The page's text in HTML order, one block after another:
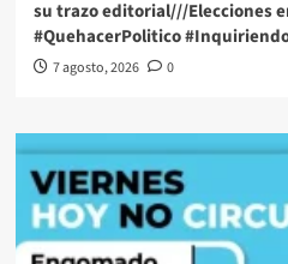
su trazo editorial///Elecciones
#QuehacerPolitico
7 agosto, 2026 0